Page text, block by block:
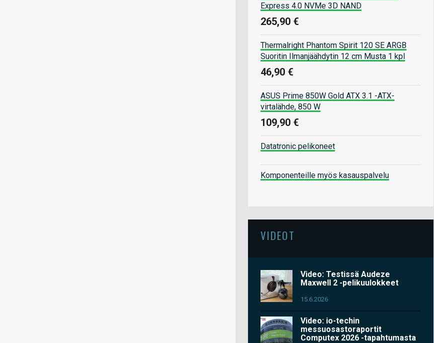
Express 4.0 NVMe 3D NAND
265,90 €
Thermalright Phantom Spirit 120 SE ARGB
Suoritin Ilmanjäähdytin 12 cm Musta 1 kpl
46,90 €
ASUS Prime 850W Gold ATX 3.1 -ATX-
virtalähde, 850 W
109,90 €
Datatronic pelikoneet
Komponenteille myös kasauspalvelu
VIDEOT
Video: Testissä Audeze
Maxwell 2 -pelikuulokkeet
15.6.2026
Video: io-techin
messuosastoraportit
Computex 2026 -tapahtumasta